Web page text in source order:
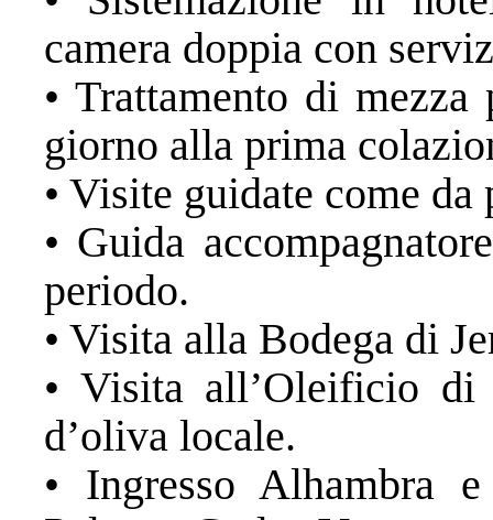
camera doppia con
• Trattamento di
giorno alla prima
• Visite guidate come da
• Guida
periodo.
• Visita alla Bodega di
• Visita all’Oleificio di
d’oliva locale.
• Ingresso Alhambra